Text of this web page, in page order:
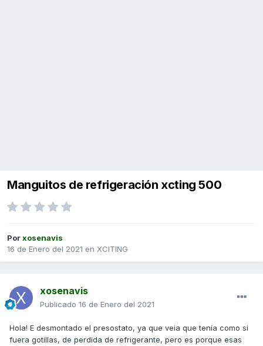
Manguitos de refrigeración xcting 500
Porxosenavis
16 de Enero del 2021 en XCITING
xosenavis
Publicado 16 de Enero del 2021
Hola! E desmontado el presostato, ya que veia que tenía como si
fuera gotillas, de perdida de refrigerante, pero es porque esas